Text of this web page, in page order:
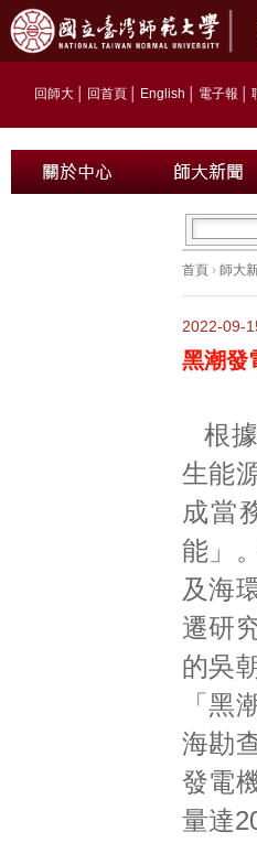
回師大 回首頁 English 電子報
首頁 › 師大
2022-09-
黑潮發
根
生能
成當
能」
及海
遷研
的吳
「黑
海勘
發電
量達